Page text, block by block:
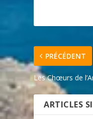
PRÉCÉDENT
Les Chœurs de
ARTICLES